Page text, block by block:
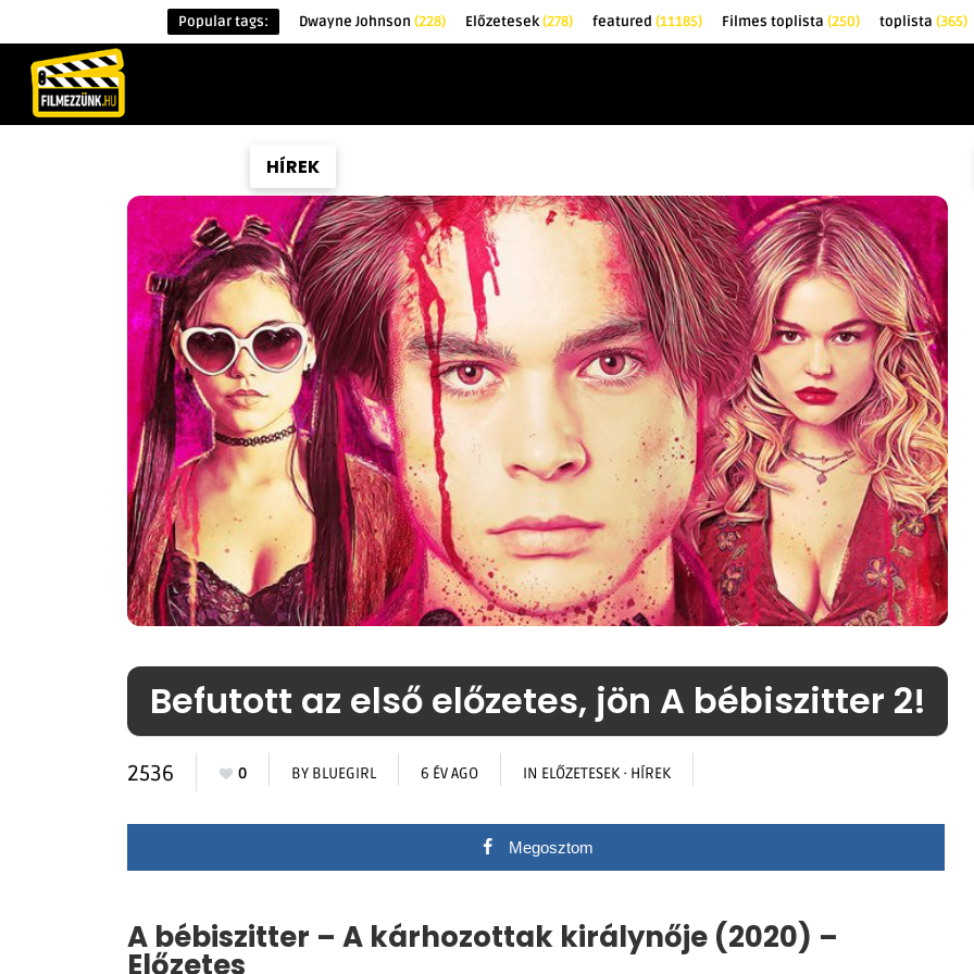
Popular tags: Dwayne Johnson (228) Előzetesek(278) featured (11185) Filmes toplista (250) toplista (365)
HÍREK
Befutott az első előzetes, jön A bébiszitter 2!
2536 0 BY BLUEGIRL 6 ÉV AGO IN ELŐZETESEK · HÍREK
Megosztom
A bébiszitter – A kárhozottak királynője (2020) –
Előzetes